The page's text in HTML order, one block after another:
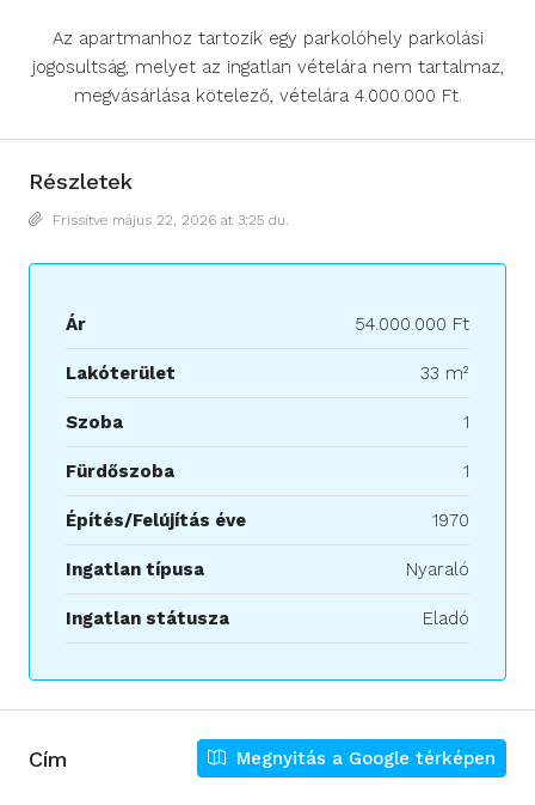
Az apartmanhoz tartozik egy parkolóhely parkolási
jogosultság, melyet az ingatlan vételára nem tartalmaz,
megvásárlása kötelező, vételára 4.000.000 Ft.
Részletek
Frissítve május 22, 2026 at 3:25 du.
Ár 54.000.000 Ft
Lakóterület 33 m²
Szoba 1
Fürdőszoba 1
Építés/Felújítás éve 1970
Ingatlan típusa Nyaraló
Ingatlan státusza Eladó
Cím Megnyitás a Google térképen